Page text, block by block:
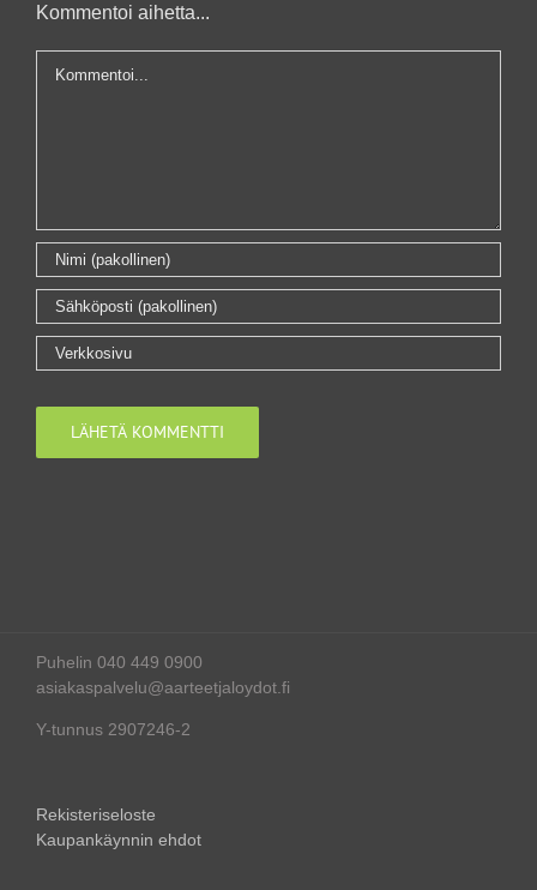
Kommentoi aihetta...
Puhelin 040 449 0900
asiakaspalvelu@aarteetjaloydot.fi
Y-tunnus 2907246-2
Rekisteriseloste
Kaupankäynnin ehdot